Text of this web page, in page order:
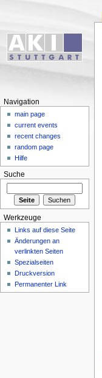
Navigation
main page
current events
recent changes
random page
Hilfe
Suche
Werkzeuge
Links auf diese Seite
Änderungen an
verlinkten Seiten
Spezialseiten
Druckversion
Permanenter Link